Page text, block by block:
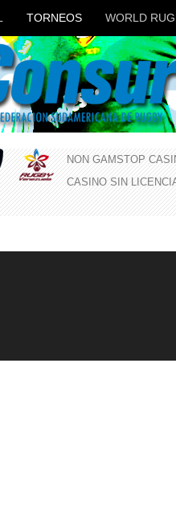
TORNEOS WORLD
NON GAMSTOP
CASINO SIN